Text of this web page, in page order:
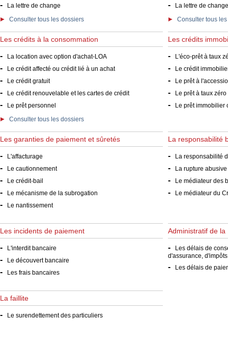
- La lettre de change
Consulter tous les dossiers
- La lettre de change
Consulter tous
Les crédits à la consommation
- La location avec option d'achat-LOA
- Le crédit affecté ou crédit lié à un achat
- Le crédit gratuit
- Le crédit renouvelable et les cartes de crédit
- Le prêt personnel
Consulter tous les dossiers
Les crédits
- L'éco-prêt à taux
- Le crédit
- Le prêt à
- Le prêt à taux
- Le prêt immobilier
Les garanties de paiement et sûretés
- L'affacturage
- Le cautionnement
- Le crédit-bail
- Le mécanisme de la subrogation
- Le nantissement
La responsabilité
- La responsabilité
- La rupture
- Le médiateur des
- Le médiateur du
Les incidents de paiement
- L'interdit bancaire
- Le découvert bancaire
- Les frais bancaires
Administratif de la
- Les délais de
d'assurance,
- Les délais de
La faillite
- Le surendettement des particuliers